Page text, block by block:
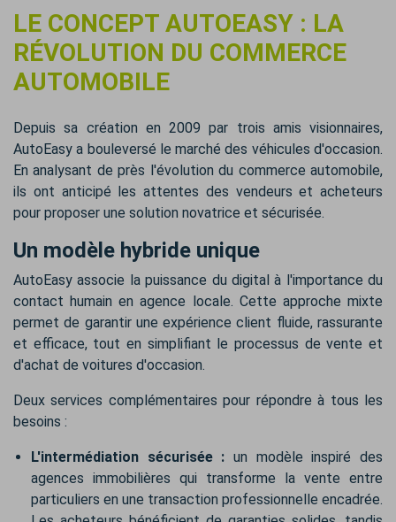
LE CONCEPT AUTOEASY : LA
RÉVOLUTION DU COMMERCE
AUTOMOBILE
Depuis sa création en 2009 par trois amis visionnaires,
AutoEasy a bouleversé le marché des véhicules d'occasion.
En analysant de près l'évolution du commerce automobile,
ils ont anticipé les attentes des vendeurs et acheteurs
pour proposer une solution novatrice et sécurisée.
Un modèle hybride unique
AutoEasy associe la puissance du digital à l'importance du
contact humain en agence locale. Cette approche mixte
permet de garantir une expérience client fluide, rassurante
et efficace, tout en simplifiant le processus de vente et
d'achat de voitures d'occasion.
Deux services complémentaires pour répondre à tous les
besoins :
L'intermédiation sécurisée:un modèle inspiré des
agences immobilières qui transforme la vente entre
particuliers en une transaction professionnelle encadrée.